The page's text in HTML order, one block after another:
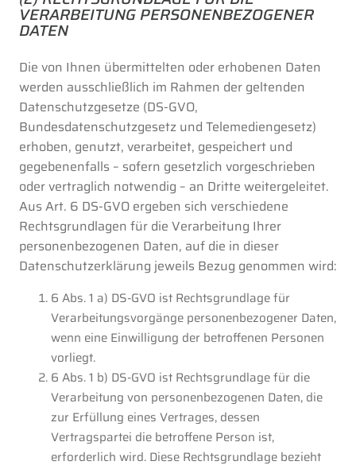
VERARBEITUNG PERSONENBEZOGENER
DATEN
Die von Ihnen übermittelten oder erhobenen Daten
werden ausschließlich im Rahmen der geltenden
Datenschutzgesetze (DS-GVO,
Bundesdatenschutzgesetz und Telemediengesetz)
erhoben, genutzt, verarbeitet, gespeichert und
gegebenenfalls – sofern gesetzlich vorgeschrieben
oder vertraglich notwendig – an Dritte weitergeleitet.
Aus Art. 6 DS-GVO ergeben sich verschiedene
Rechtsgrundlagen für die Verarbeitung Ihrer
personenbezogenen Daten, auf die in dieser
Datenschutzerklärung jeweils Bezug genommen wird:
6 Abs. 1 a) DS-GVO ist Rechtsgrundlage für
Verarbeitungsvorgänge personenbezogener Daten,
wenn eine Einwilligung der betroffenen Personen
vorliegt.
6 Abs. 1 b) DS-GVO ist Rechtsgrundlage für die
Verarbeitung von personenbezogenen Daten, die
zur Erfüllung eines Vertrages, dessen
Vertragspartei die betroffene Person ist,
erforderlich wird. Diese Rechtsgrundlage bezieht